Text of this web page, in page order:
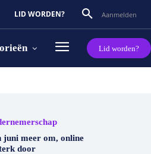
LID WORDEN? Aanmelden
Lid worden?
juni meer om, online
door